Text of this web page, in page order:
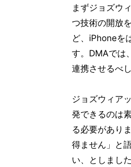
まずジョズウ
つ技術の開放
ど、iPhoneを
す。DMAでは
連携させるべ
ジョズウィア
発できるのは
る必要があり
得ません」と
い、としました